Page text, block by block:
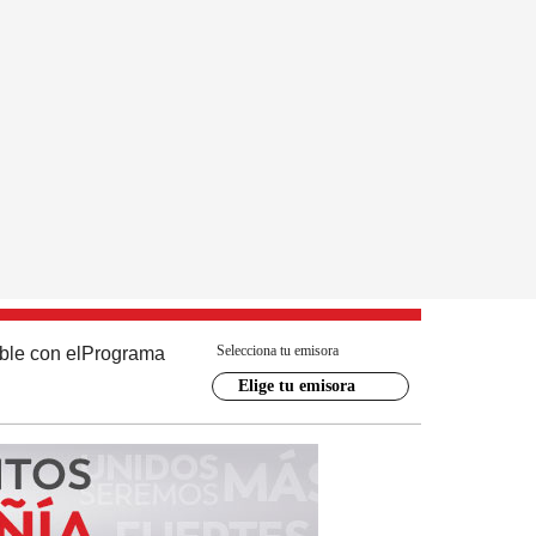
con el Programa Selecciona tu emisora
Elige tu emisora